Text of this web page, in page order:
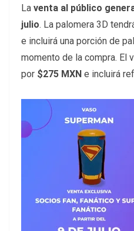
La venta al público
julio. La palomera 3D
e incluirá una porción de
momento de la compra. El
por $275 MXN e incluirá